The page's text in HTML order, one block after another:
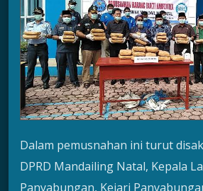
Dalam pemusnahan ini turut
DPRD Mandailing Natal, Kepala
Panyabungan, Kejari